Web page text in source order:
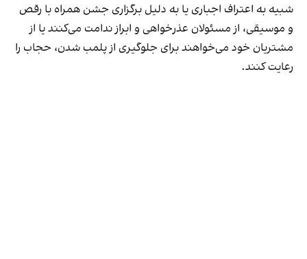
شبیه به اعتراف اجباری یا به دلیل برگزاری جشن همراه با رقص
و موسیقی، از مسئولان عذرخواهی و ابراز ندامت می‌کنند یا از
مشتریان خود می‌خواهند برای جلوگیری از پلمب شدن، حجاب را
رعایت کنند.